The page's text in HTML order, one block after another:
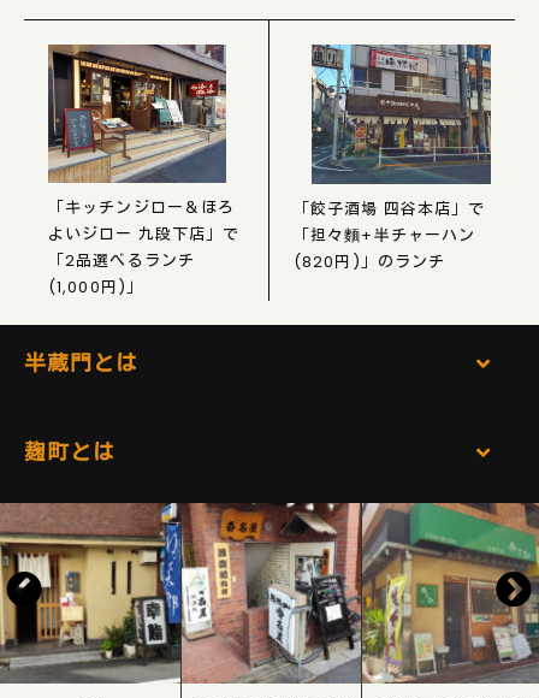
「キッチンジロー＆ほろ
よいジロー 九段下店」で
「2品選べるランチ
(1,000円)」
「餃子酒場 四谷本店」で
「担々麵+半チャーハン
(820円)」のランチ
半蔵門とは
麹町とは